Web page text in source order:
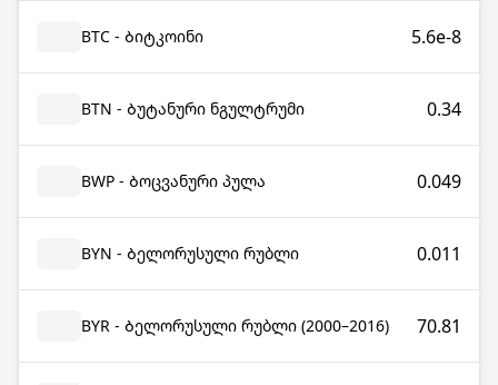
BTC - Ბიტკოინი 5.6e-8
BTN - Ბუტანური ნგულტრუმი 0.34
BWP - Ბოცვანური პულა 0.049
BYN - Ბელორუსული რუბლი 0.011
BYR - Ბელორუსული რუბლი (2000–2016) 70.81